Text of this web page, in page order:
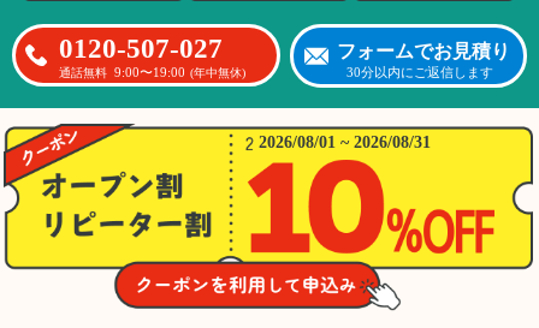
0120-507-027
通話無料 9:00〜19:00 (年中無休)
フォームでお見積り
30分以内にご返信します
2026/08/01 ~ 2026/08/31